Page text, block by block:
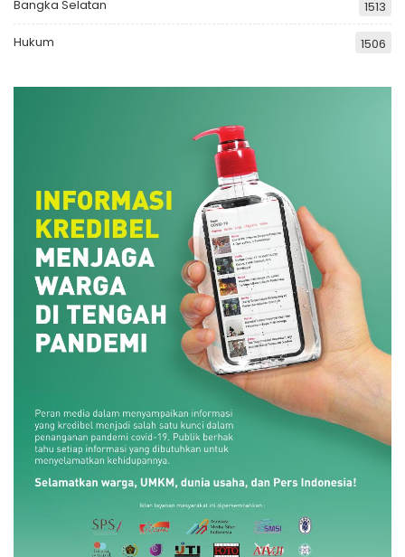
Bangka Selatan 1513
Hukum 1506